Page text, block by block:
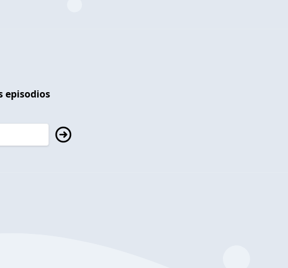
episodios